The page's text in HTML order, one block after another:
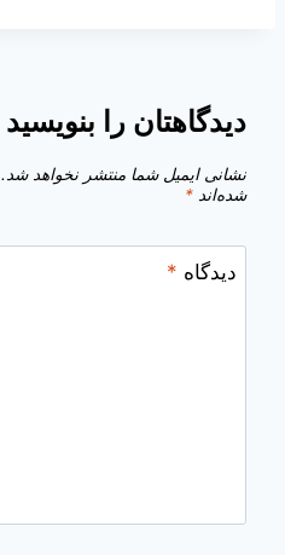
دیدگاهتان را بنویسید
نشانی ایمیل شما منتشر نخواهد شد.
شده‌اند *
دیدگاه *